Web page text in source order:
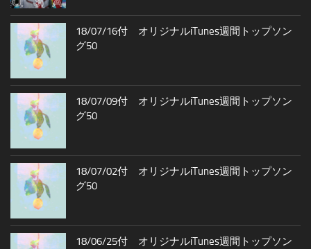
18/07/16付 オリジナルiTunes週間トップソン
グ50
18/07/09付 オリジナルiTunes週間トップソン
グ50
18/07/02付 オリジナルiTunes週間トップソン
グ50
18/06/25付 オリジナルiTunes週間トップソン